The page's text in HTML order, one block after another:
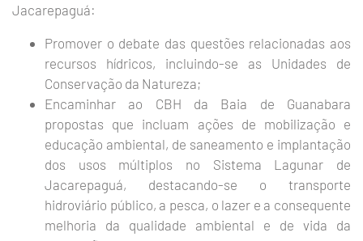
Jacarepaguá:
Promover o debate das questões relacionadas aos
recursos hídricos, incluindo-se as Unidades de
Conservação da Natureza;
Encaminhar ao CBH da Baia de Guanabara
propostas que incluam ações de mobilização e
educação ambiental, de saneamento e implantação
dos usos múltiplos no Sistema Lagunar de
Jacarepaguá, destacando-se o transporte
hidroviário público, a pesca, o lazer e a consequente
melhoria da qualidade ambiental e de vida da